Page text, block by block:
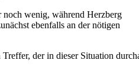
noch wenig, während Herzberg
ebenfalls an der nötigen
der in dieser Situation